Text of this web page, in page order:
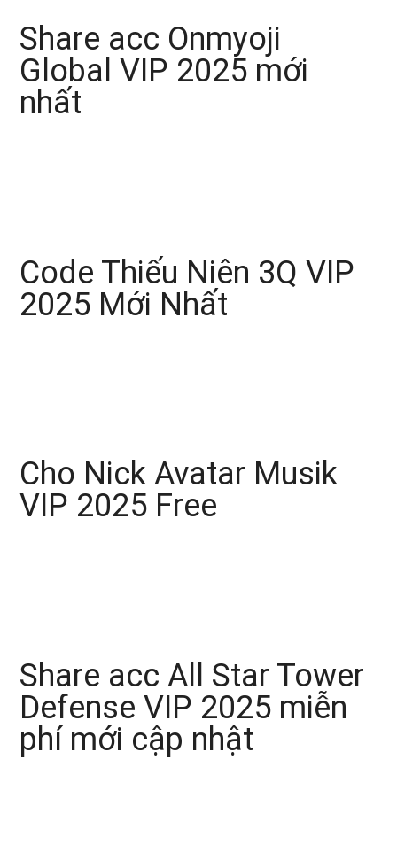
Share acc Onmyoji
Global VIP 2025 mới
nhất
Code Thiếu Niên 3Q VIP
2025 Mới Nhất
Cho Nick Avatar Musik
VIP 2025 Free
Share acc All Star Tower
Defense VIP 2025 miễn
phí mới cập nhật